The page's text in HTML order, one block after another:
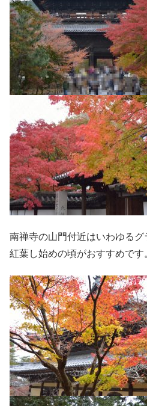
南禅寺の山門付近はいわゆるグ
紅葉し始めの頃がおすすめです